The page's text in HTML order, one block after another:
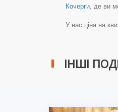
Кочерги, де ви
У нас ціна на
ІНШІ